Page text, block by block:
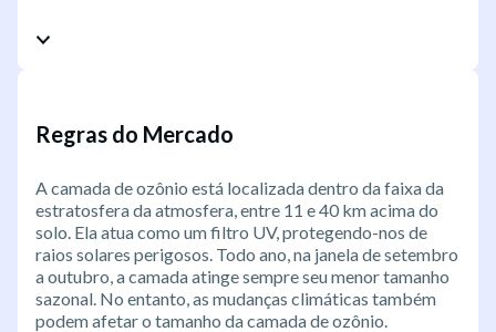
Regras do Mercado
A camada de ozônio está localizada dentro da faixa da
estratosfera da atmosfera, entre 11 e 40 km acima do
solo. Ela atua como um filtro UV, protegendo-nos de
raios solares perigosos. Todo ano, na janela de setembro
a outubro, a camada atinge sempre seu menor tamanho
sazonal. No entanto, as mudanças climáticas também
podem afetar o tamanho da camada de ozônio.